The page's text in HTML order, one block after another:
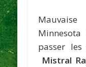
passer
Mistral